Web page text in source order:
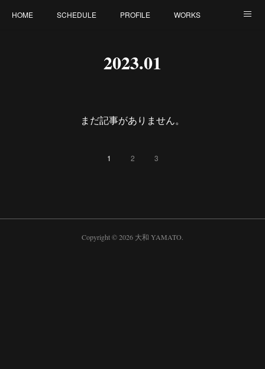
HOME SCHEDULE PROFILE WORKS
2023.01
まだ記事がありません。
1 2 3
Copyright ©2026 大和 YAMATO.